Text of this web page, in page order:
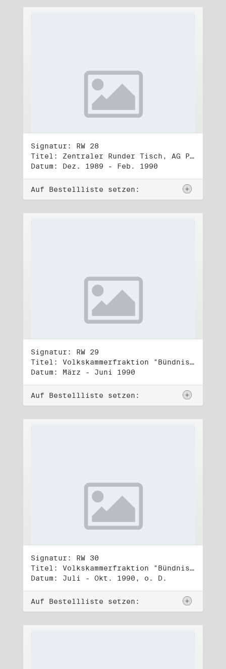
Signatur: RW 28
Titel: Zentraler Runder Tisch, AG Parteien- und Vereinigungsgesetz
Datum: Dez. 1989 - Feb. 1990
Auf Bestellliste setzen:
Signatur: RW 29
Titel: Volkskammerfraktion "Bündnis 90/Grüne" (1)
Datum: März - Juni 1990
Auf Bestellliste setzen:
Signatur: RW 30
Titel: Volkskammerfraktion "Bündnis 90/Grüne" (2)
Datum: Juli - Okt. 1990, o. D.
Auf Bestellliste setzen: